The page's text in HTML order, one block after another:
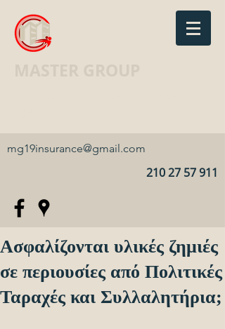
mg19insurance@gmail.com
210 27 57 911
Ασφαλίζονται υλικές ζημιές
σε περιουσίες από Πολιτικές
Ταραχές και Συλλαλητήρια;